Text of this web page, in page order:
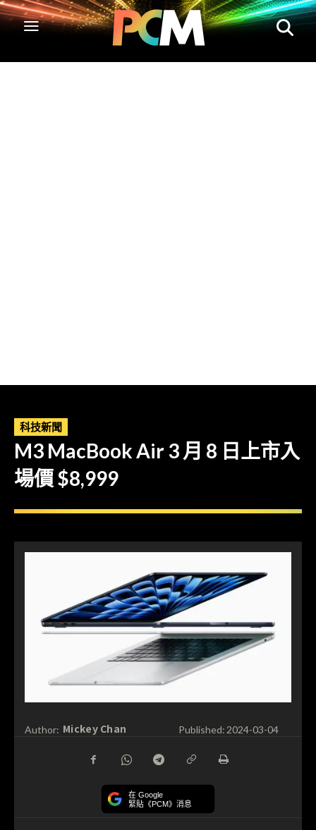
科技新聞
M3 MacBook Air 3 月 8 日上市入
場價 $8,999
Author: Mickey Chan Published: 2024-03-04
在 Google
緊貼《PCM》消息